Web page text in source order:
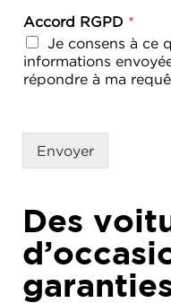
Accord RGPD *
Je consens à ce
informations
répondre à ma
Envoyer
Des